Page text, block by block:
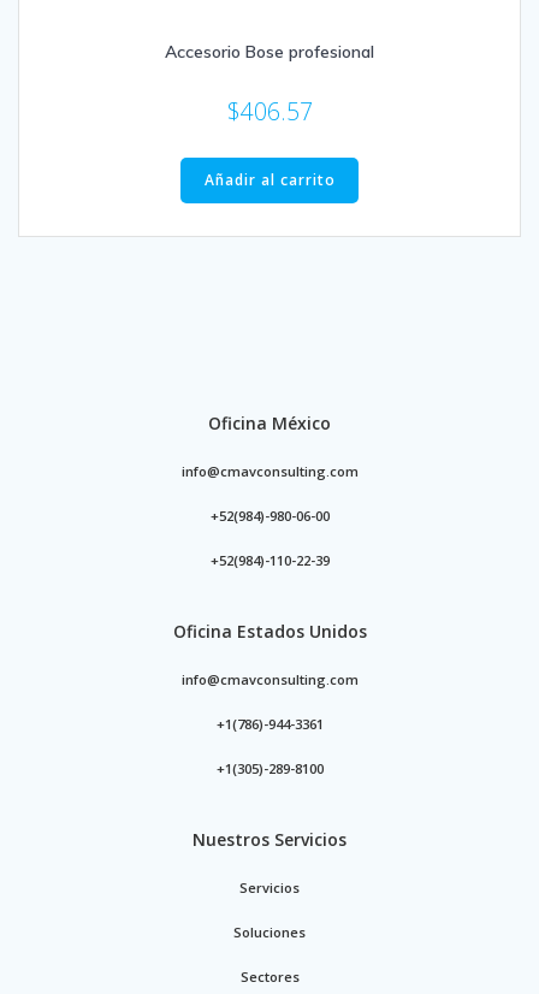
Accesorio Bose profesional
$406.57
Añadir al carrito
Oficina México
info@cmavconsulting.com
+52(984)-980-06-00
+52(984)-110-22-39
Oficina Estados Unidos
info@cmavconsulting.com
+1(786)-944-3361
+1(305)-289-8100
Nuestros Servicios
Servicios
Soluciones
Sectores